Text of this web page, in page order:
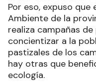
Por eso, expuso
Ambiente de la
realiza campañas
concientizar a la
pastizales de los
hay otras que
ecología.